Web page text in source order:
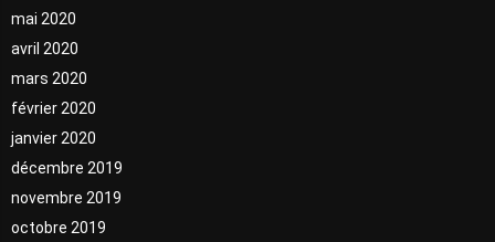
mai 2020
avril 2020
mars 2020
février 2020
janvier 2020
décembre 2019
novembre 2019
octobre 2019